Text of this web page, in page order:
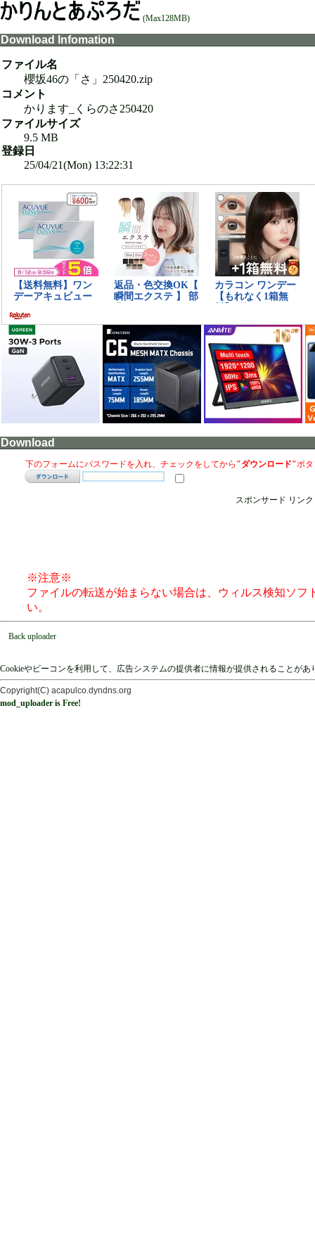
(Max128MB)
Download Infomation
ファイル名
櫻坂46の「さ」250420.zip
コメント
かります_くらのさ250420
ファイルサイズ
9.5 MB
登録日
25/04/21(Mon) 13:22:31
Download
下のフォームにパスワードを入れ、チェックをしてから "ダウンロード"ボ
スポンサード リンク
※注意※
ファイルの転送が始まらない場合は、ウィルス検知ソ
い。
Back uploader
Cookieやビーコンを利用して、広告システムの提供者に情報が提供されることが
Copyright(C) acapulco.dyndns.org
mod_uploader is Free!